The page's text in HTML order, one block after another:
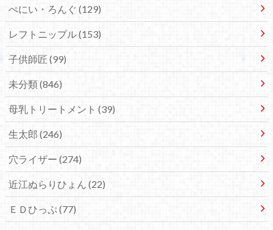
ぺにい・ろんぐ (129)
レフトニップル(153)
子供師匠 (99)
未分類(846)
母乳トリートメント (39)
生太郎 (246)
穴ライザー (274)
近江ぬらりひょん (22)
ＥＤひっぷ(77)